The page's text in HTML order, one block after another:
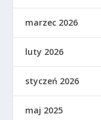
marzec 2026
luty 2026
styczeń 2026
maj 2025